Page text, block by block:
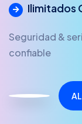
Ilimitados
Seguridad &
confiable